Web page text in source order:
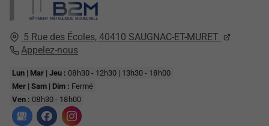
5 Rue des Écoles, 40410 SAUGNAC-ET-MURET
Appelez-nous
Lun | Mar | Jeu : 08h30 - 12h30 | 13h30 - 18h00
Mer | Sam | Dim : Fermé
Ven : 08h30 - 18h00